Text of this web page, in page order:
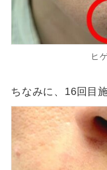
ヒ
ちなみに、16回目